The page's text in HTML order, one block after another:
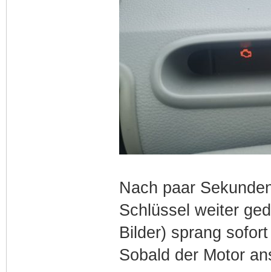
Nach paar
Schlüssel weiter
Bilder) sprang
Sobald der Motor